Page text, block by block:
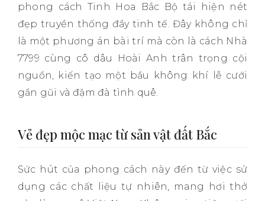
phong cách Tinh Hoa Bắc Bộ tái hiện nét
đẹp truyền thống đầy tinh tế. Đây không chỉ
là một phương án bài trí mà còn là cách Nhà
7799 cùng cô dâu Hoài Anh trân trọng cội
nguồn, kiến tạo một bầu không khí lễ cưới
gần gũi và đậm đà tình quê.
Vẻ đẹp mộc mạc từ sản vật đất Bắc
Sức hút của phong cách này đến từ việc sử
dụng các chất liệu tự nhiên, mang hơi thở